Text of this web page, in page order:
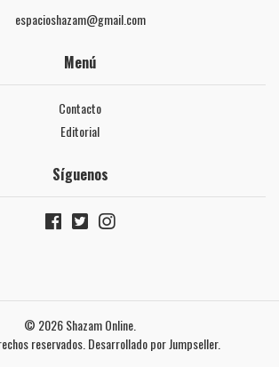
espacioshazam@gmail.com
Menú
Contacto
Editorial
Síguenos
© 2026 Shazam Online.
reservados. Desarrollado por Jumpseller.